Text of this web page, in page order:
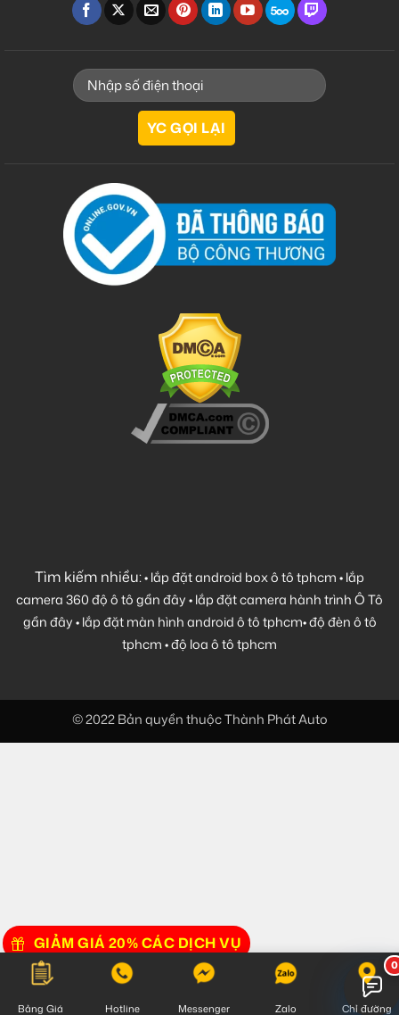
Tìm kiếm nhiều:•lắp đặt android box ô tô tphcm•lắp
camera 360 độ ô tô gần đây•lắp đặt camera hành trình Ô Tô
gần đây•lắp đặt màn hình android ô tô tphcm•độ đèn ô tô
tphcm•độ loa ô tô tphcm
GIẢM GIÁ 20% CÁC DỊCH VỤ
© 2022 Bản quyền thuộc Thành Phát Auto
Bảng Giá Hotline Messenger Zalo Chỉ đường